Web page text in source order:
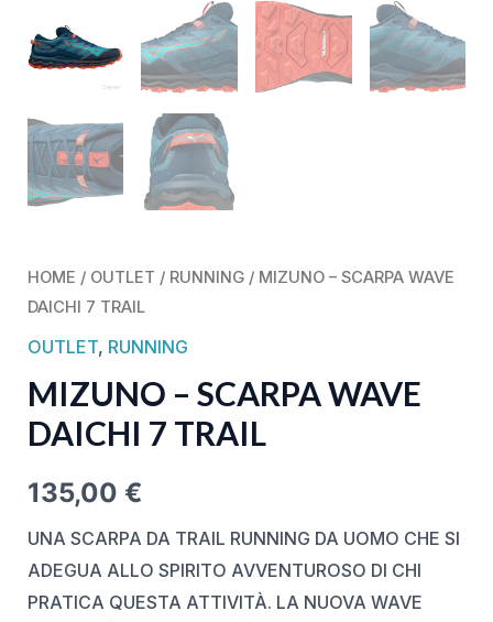
HOME / OUTLET / RUNNING/ MIZUNO – SCARPA WAVE
DAICHI 7 TRAIL
OUTLET, RUNNING
MIZUNO – SCARPA WAVE
DAICHI 7 TRAIL
135,00 €
UNA SCARPA DA TRAIL RUNNING DA UOMO CHE SI
ADEGUA ALLO SPIRITO AVVENTUROSO DI CHI
PRATICA QUESTA ATTIVITÀ. LA NUOVA WAVE